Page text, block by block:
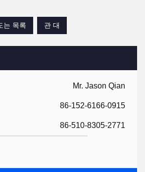
Mr. Jason Qian
86-152-6166-0915
86-510-8305-2771
는 목록 관 대